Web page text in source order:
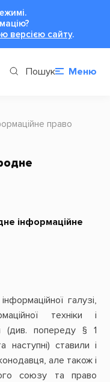
версією сайту.
Пошук Меню
право
інформаційне
галузі,
техніки і
(див. попереду § 1
ставили і
але також і
союзу та право